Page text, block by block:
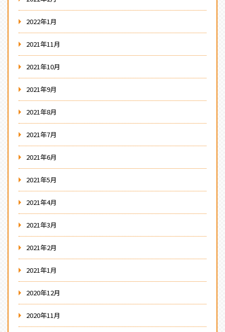
2022年1月
2021年11月
2021年10月
2021年9月
2021年8月
2021年7月
2021年6月
2021年5月
2021年4月
2021年3月
2021年2月
2021年1月
2020年12月
2020年11月